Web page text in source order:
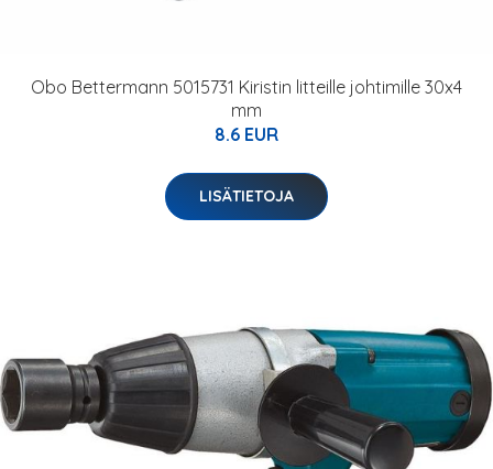
Obo Bettermann 5015731 Kiristin litteille johtimille 30x4
mm
8.6 EUR
LISÄTIETOJA